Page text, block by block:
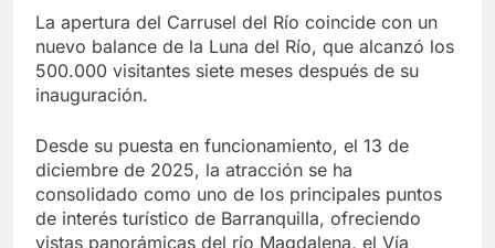
La apertura del Carrusel del Río coincide con un
nuevo balance de la Luna del Río, que alcanzó los
500.000 visitantes siete meses después de su
inauguración.
Desde su puesta en funcionamiento, el 13 de
diciembre de 2025, la atracción se ha
consolidado como uno de los principales puntos
de interés turístico de Barranquilla, ofreciendo
vistas panorámicas del río Magdalena, el Vía